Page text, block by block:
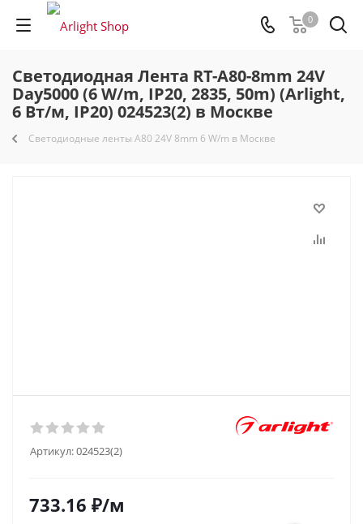
0
Светодиодная Лента RT-A80-8mm 24V
Day5000 (6 W/m, IP20, 2835, 50m) (Arlight,
6 Вт/м, IP20) 024523(2) в Москве
Светодиодные ленты A80 24V 8mm 6 W/m в Москве
Артикул:024523(2)
733.16 ₽/м